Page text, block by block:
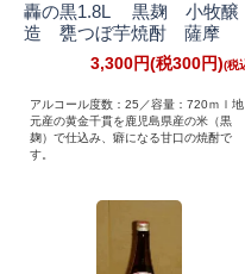
轟の黒1.8L 黒麹 小牧醸
造 甕つぼ芋焼酎 薩摩
3,300円(税300円)
アルコール度数：25／容量：720ｍｌ地
元産の黄金千貫を鹿児島県産の米（黒
麹）で仕込み、癖になる甘口の焼酎で
す。